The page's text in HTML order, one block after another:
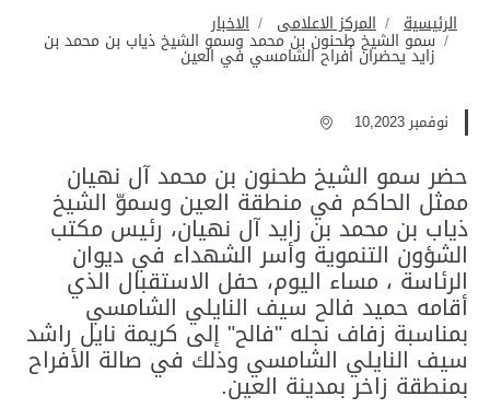
الرئيسية المركز الاعلامى الاخبار
سمو الشيخ طحنون بن محمد وسمو الشيخ ذياب بن محمد بن
زايد يحضران أفراح الشامسي في العين
نوفمبر 10,2023
حضر سمو الشيخ طحنون بن محمد آل نهيان
ممثل الحاكم في منطقة العين وسموّ الشيخ
ذياب بن محمد بن زايد آل نهيان، رئيس مكتب
الشؤون التنموية وأسر الشهداء في ديوان
الرئاسة ، مساء اليوم، حفل الاستقبال الذي
أقامه حميد فالح سيف النايلي الشامسي
بمناسبة زفاف نجله "فالح" إلى كريمة نايل راشد
سيف النايلي الشامسي وذلك في صالة الأفراح
بمنطقة زاخر بمدينة العين.